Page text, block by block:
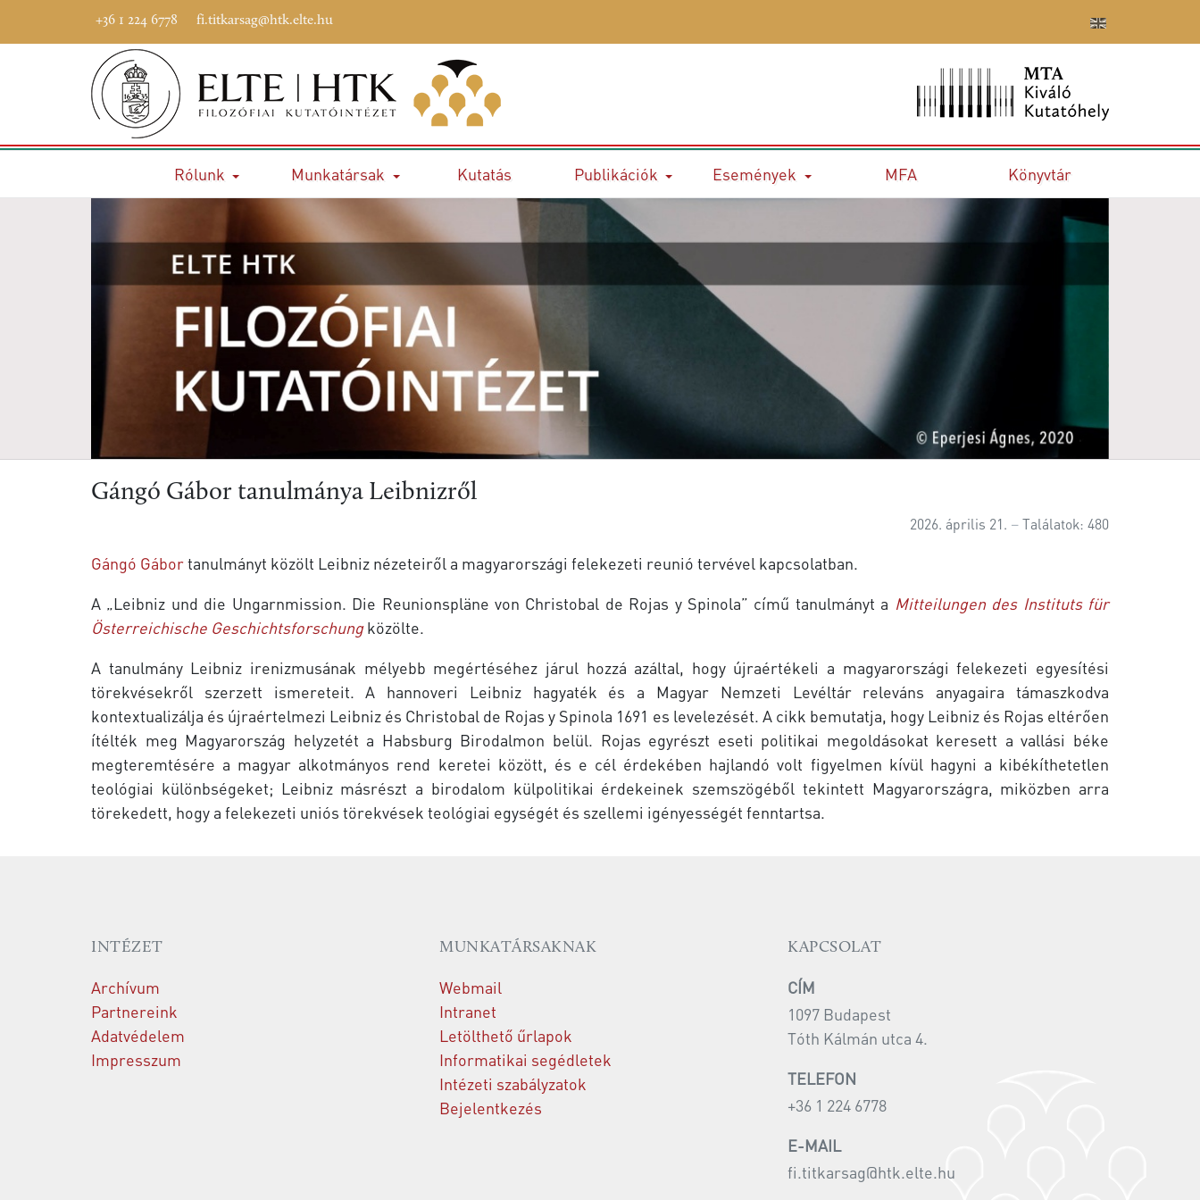
+36 1 224 6778 fi.titkarsag@htk.elte.hu
Rólunk Munkatársak Kutatás Publikációk Események MFA Könyvtár
Gángó Gábor tanulmánya Leibnizről
2026. április 21. Találatok: 480
Gángó Gábortanulmányt közölt Leibniz nézeteiről a magyarországi felekezeti reunió tervével kapcsolatban.
A „Leibniz und die Ungarnmission. Die Reunionspläne von Christobal de Rojas y Spinola” című tanulmányt a Mitteilungen des Instituts für
Österreichische Geschichtsforschungközölte.
A tanulmány Leibniz irenizmusának mélyebb megértéséhez járul hozzá azáltal, hogy újraértékeli a magyarországi felekezeti egyesítési
törekvésekről szerzett ismereteit. A hannoveri Leibniz hagyaték és a Magyar Nemzeti Levéltár releváns anyagaira támaszkodva
kontextualizálja és újraértelmezi Leibniz és Christobal de Rojas y Spinola 1691 es levelezését. A cikk bemutatja, hogy Leibniz és Rojas eltérően
ítélték meg Magyarország helyzetét a Habsburg Birodalmon belül. Rojas egyrészt eseti politikai megoldásokat keresett a vallási béke
megteremtésére a magyar alkotmányos rend keretei között, és e cél érdekében hajlandó volt figyelmen kívül hagyni a kibékíthetetlen
teológiai különbségeket; Leibniz másrészt a birodalom külpolitikai érdekeinek szemszögéből tekintett Magyarországra, miközben arra
törekedett, hogy a felekezeti uniós törekvések teológiai egységét és szellemi igényességét fenntartsa.
INTÉZET
Archívum
Partnereink
Adatvédelem
Impresszum
MUNKATÁRSAKNAK
Webmail
Intranet
Letölthető űrlapok
Informatikai segédletek
Intézeti szabályzatok
Bejelentkezés
KAPCSOLAT
CÍM
1097 Budapest
Tóth Kálmán utca 4.
TELEFON
+36 1 224 6778
E-MAIL
fi.titkarsag@htk.elte.hu